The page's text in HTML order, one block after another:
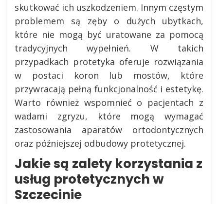
skutkować ich uszkodzeniem. Innym częstym
problemem są zęby o dużych ubytkach,
które nie mogą być uratowane za pomocą
tradycyjnych wypełnień. W takich
przypadkach protetyka oferuje rozwiązania
w postaci koron lub mostów, które
przywracają pełną funkcjonalność i estetykę.
Warto również wspomnieć o pacjentach z
wadami zgryzu, które mogą wymagać
zastosowania aparatów ortodontycznych
oraz późniejszej odbudowy protetycznej.
Jakie są zalety korzystania z
usług protetycznych w
Szczecinie